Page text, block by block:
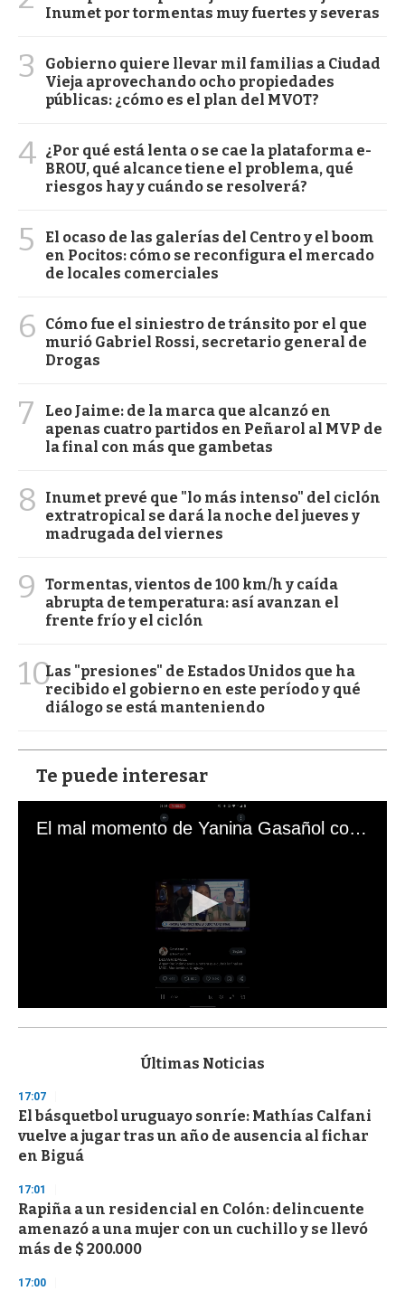
Inumet por tormentas muy fuertes y severas
3
Gobierno quiere llevar mil familias a Ciudad
Vieja aprovechando ocho propiedades
públicas: ¿cómo es el plan del MVOT?
4 ¿Por qué está lenta o se cae la plataforma e-
BROU, qué alcance tiene el problema, qué
riesgos hay y cuándo se resolverá?
5
El ocaso de las galerías del Centro y el boom
en Pocitos: cómo se reconfigura el mercado
de locales comerciales
6
Cómo fue el siniestro de tránsito por el que
murió Gabriel Rossi, secretario general de
Drogas
7
Leo Jaime: de la marca que alcanzó en
apenas cuatro partidos en Peñarol al MVP de
la final con más que gambetas
8
Inumet prevé que "lo más intenso" del ciclón
extratropical se dará la noche del jueves y
madrugada del viernes
9
Tormentas, vientos de 100 km/h y caída
abrupta de temperatura: así avanzan el
frente frío y el ciclón
10Las "presiones" de Estados Unidos que ha
recibido el gobierno en este período y qué
diálogo se está manteniendo
Te puede interesar
El mal momento de Yanina Gasañol con un hincha argentino en "Subrayado"
s
d
s
o
f
3
s
e
c
o
n
Últimas Noticias
17:07
El básquetbol uruguayo sonríe: Mathías Calfani
vuelve a jugar tras un año de ausencia al fichar
en Biguá
17:01
Rapiña a un residencial en Colón: delincuente
amenazó a una mujer con un cuchillo y se llevó
más de $ 200.000
17:00